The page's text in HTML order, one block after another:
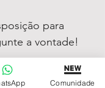
para
a vontade!
Comunidade